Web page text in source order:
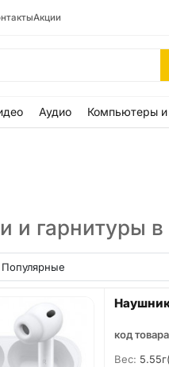
Акции
Аудио Компьютеры
и гарнитуры
код товара
Вес: